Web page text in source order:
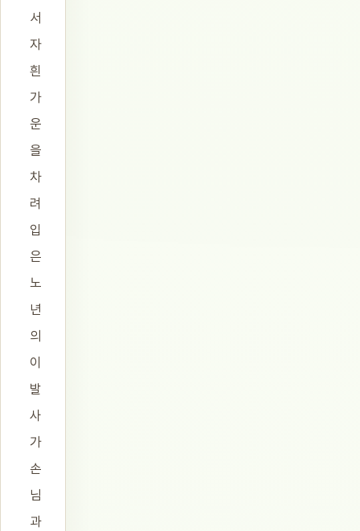
서
자
흰
가
운
을
차
려
입
은
노
년
의
이
발
사
가
손
님
과